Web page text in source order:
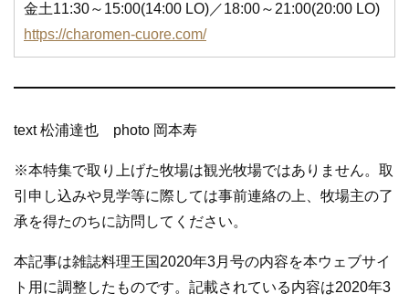
金土11:30～15:00(14:00 LO)／18:00～21:00(20:00 LO)
https://charomen-cuore.com/
text 松浦達也 photo 岡本寿
※本特集で取り上げた牧場は観光牧場ではありません。取
引申し込みや見学等に際しては事前連絡の上、牧場主の了
承を得たのちに訪問してください。
本記事は雑誌料理王国2020年3月号の内容を本ウェブサイ
ト用に調整したものです。記載されている内容は2020年3